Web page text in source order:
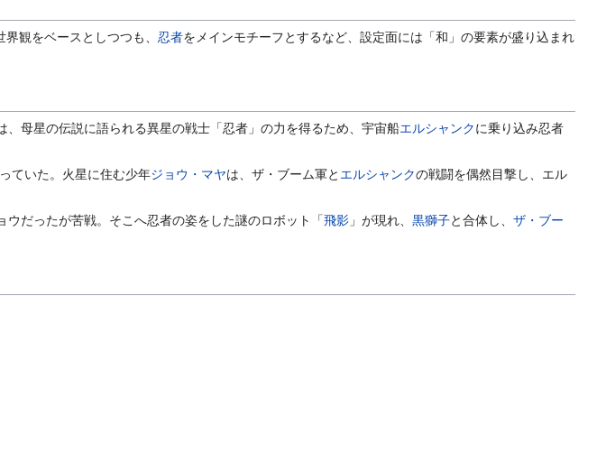
観をベースとしつつも、 忍者をメインモチーフとするなど、設定面には「和」の要素が盛り込まれ
、母星の伝説に語られる異星の戦士「忍者」の力を得るため、宇宙船エルシャンクに乗り込み忍者
ていた。火星に住む少年ジョウ・マヤは、ザ・ブーム軍と エルシャンクの戦闘を偶然目撃し、エル
ウだったが苦戦。そこへ忍者の姿をした謎のロボット「飛影 」が現れ、 黒獅子と合体し、 ザ・ブー